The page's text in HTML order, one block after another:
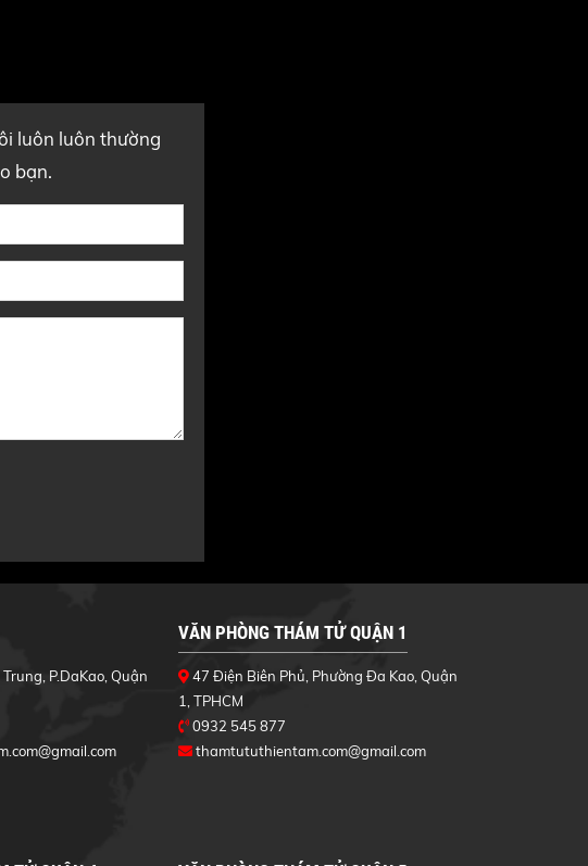
luôn luôn thường
bạn.
P.DaKao, Quận
VĂN PHÒNG THÁM TỬ QUẬN 1
47 Điện Biên Phủ, Phường Đa Kao, Quận
1, TPHCM
0932 545 877
thamtututhientam.com@gmail.com